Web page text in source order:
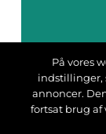
På vores
indstillinger,
annoncer.
fortsat brug